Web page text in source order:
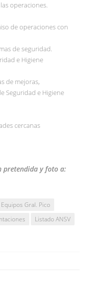
operaciones.
de operaciones con
de seguridad.
e Higiene
de mejoras,
Seguridad e Higiene
cercanas
pretendida y foto a:
Equipos Gral. Pico
Listado ANSV